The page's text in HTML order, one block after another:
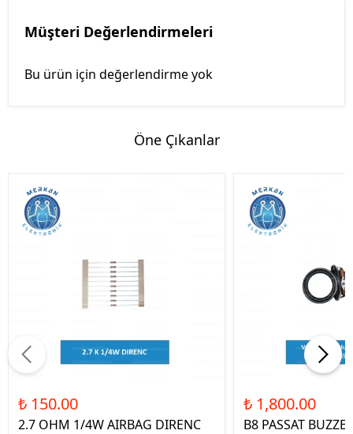
Müşteri Değerlendirmeleri
Bu ürün için değerlendirme yok
Öne Çıkanlar
₺ 150.00
2.7 OHM 1/4W AIRBAG DIRENC
₺ 1,800.00
B8 PASSAT